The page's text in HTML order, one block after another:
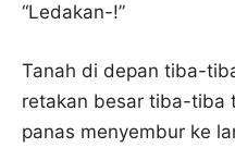
“Ledakan-!”
Tanah di depan tiba-
retakan besar tiba-tiba
panas menyembur ke